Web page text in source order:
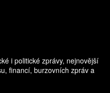
i politické zprávy, nejnovější
financí, burzovních zpráv a